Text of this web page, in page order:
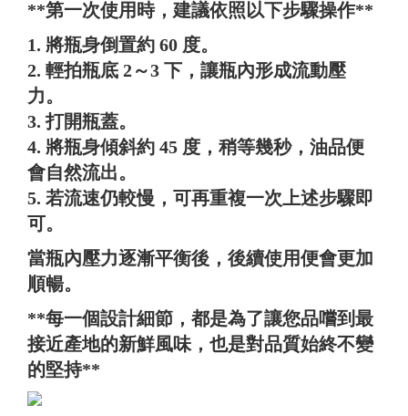
**第一次使用時，建議依照以下步驟操作**
1. 將瓶身倒置約 60 度。
2. 輕拍瓶底 2～3 下，讓瓶內形成流動壓
力。
3. 打開瓶蓋。
4. 將瓶身傾斜約 45 度，稍等幾秒，油品便
會自然流出。
5. 若流速仍較慢，可再重複一次上述步驟即
可。
當瓶內壓力逐漸平衡後，後續使用便會更加
順暢。
**每一個設計細節，都是為了讓您品嚐到最
接近產地的新鮮風味，也是對品質始終不變
的堅持**